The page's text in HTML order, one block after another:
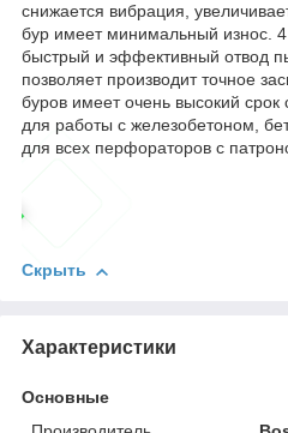
снижается вибрация,
бур имеет минимальный износ.
быстрый и эффективный отвод
позволяет производит точное
буров имеет очень высокий
для работы с железобетоном,
для всех перфораторов с
Скрыть
Характеристики
Основные